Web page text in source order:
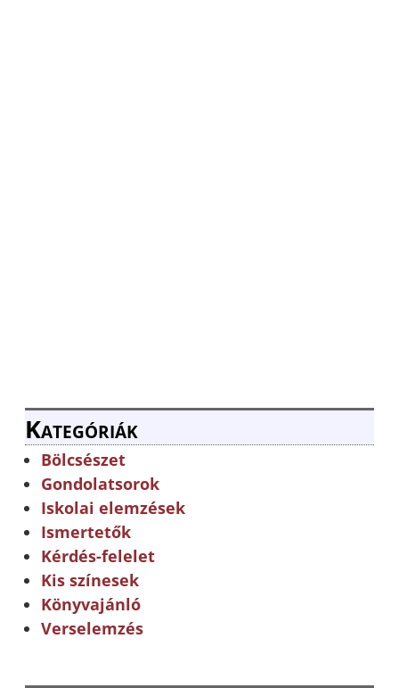
Kategóriák
Bölcsészet
Gondolatsorok
Iskolai elemzések
Ismertetők
Kérdés-felelet
Kis színesek
Könyvajánló
Verselemzés